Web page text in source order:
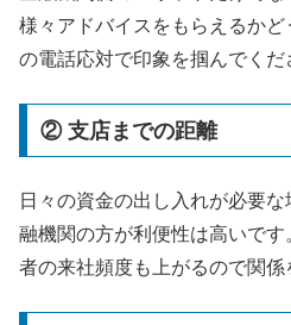
様々アドバイスをもらえるか
の電話応対で印象を掴んでくだ
② 支店までの距離
日々の資金の出し入れが必要
融機関の方が利便性は高いで
者の来社頻度も上がるので関係